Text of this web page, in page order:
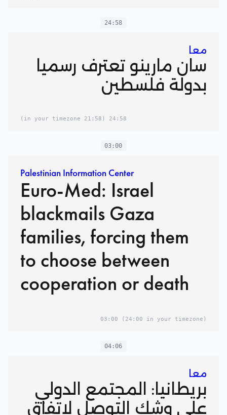
24:58
معا
سان مارينو تعترف رسميا
بدولة فلسطين
24:58
(21:58 in your timezone)
03:00
Palestinian Information Center
Euro-Med: Israel
blackmails Gaza
families, forcing them
to choose between
cooperation or death
03:00 (24:00 in your timezone)
04:06
معا
بريطانيا: المجتمع الدولي
على وشك التوصل لاتفاق